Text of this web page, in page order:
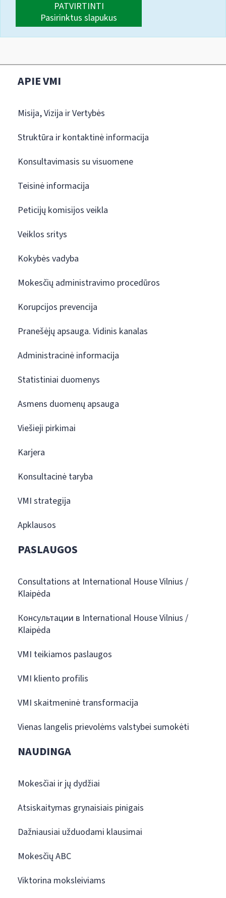
PATVIRTINTI
Pasirinktus slapukus
APIE VMI
Misija, Vizija ir Vertybės
Struktūra ir kontaktinė informacija
Konsultavimasis su visuomene
Teisinė informacija
Peticijų komisijos veikla
Veiklos sritys
Kokybės vadyba
Mokesčių administravimo procedūros
Korupcijos prevencija
Pranešėjų apsauga. Vidinis kanalas
Administracinė informacija
Statistiniai duomenys
Asmens duomenų apsauga
Viešieji pirkimai
Karjera
Konsultacinė taryba
VMI strategija
Apklausos
PASLAUGOS
Consultations at International House Vilnius /
Klaipėda
Консультации в International House Vilnius /
Klaipėda
VMI teikiamos paslaugos
VMI kliento profilis
VMI skaitmeninė transformacija
Vienas langelis prievolėms valstybei sumokėti
NAUDINGA
Mokesčiai ir jų dydžiai
Atsiskaitymas grynaisiais pinigais
Dažniausiai užduodami klausimai
Mokesčių ABC
Viktorina moksleiviams